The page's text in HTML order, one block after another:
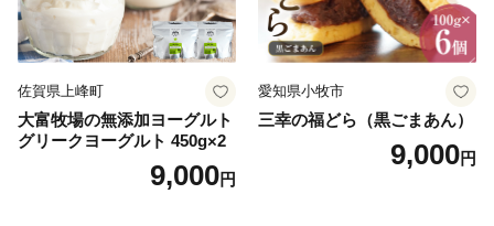
佐賀県上峰町
大富牧場の無添加ヨーグルト
グリークヨーグルト 450g×2
9,000円
愛知県小牧市
三幸の福どら（黒ごまあん）
9,000円